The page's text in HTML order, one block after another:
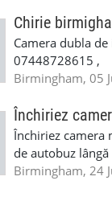
Chirie
Camera dubla
07448728615 ,
Birmingham, 05
Închiriez
Închiriez camera
de autobuz
07885667247..
Birmingham, 24